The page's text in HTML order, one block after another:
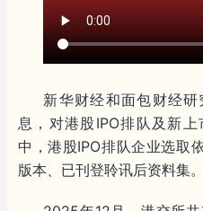
新华财经和面包财经
息，对港股IPO排队及新
中，港股IPO排队企业选取
版本、已刊登聆讯后资料集。